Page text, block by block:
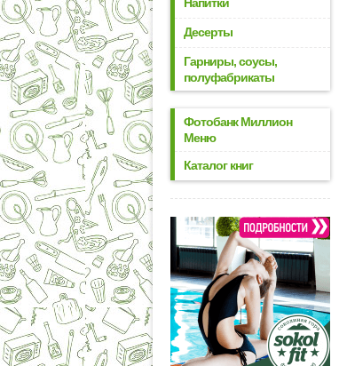
Десерты
Гарниры, соусы,
полуфабрикаты
Фотобанк Миллион
Меню
Каталог книг